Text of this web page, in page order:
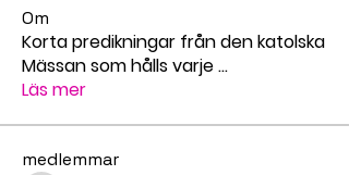
Om
Korta predikningar från den katolska
Mässan som hålls varje...
Läs mer
medlemmar